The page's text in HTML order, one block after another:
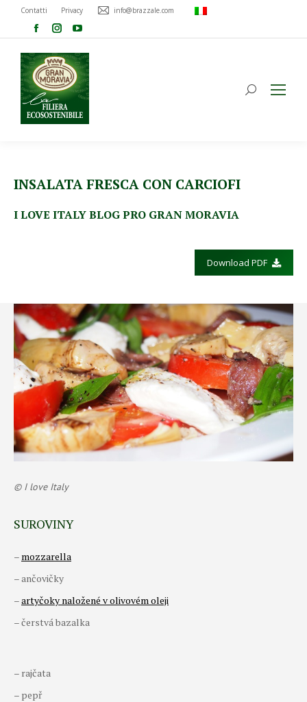
Contatti Privacy info@brazzale.com
INSALATA FRESCA CON CARCIOFI
I LOVE ITALY BLOG PRO GRAN MORAVIA
Download PDF
© I love Italy
SUROVINY
– mozzarella
– ančovičky
–artyčoky naložené v olivovém oleji
– čerstvá bazalka
– rajčata
– pepř